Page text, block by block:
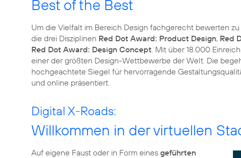
Best of the Best
Um die Vielfalt im Bereich Design fachgerecht bewerten
die drei Disziplinen Red Dot Award: Product Design, Red
Red Dot Award: Design Concept. Mit über 18.000
einer der größten Design-Wettbewerbe der Welt. Die
hochgeachtete Siegel für hervorragende
und online präsentiert.
Digital X-Roads:
Willkommen in der virtuellen
Auf eigene Faust oder in Form eines geführten